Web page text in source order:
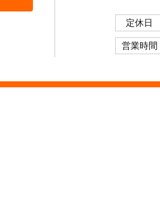
定休日
営業時間